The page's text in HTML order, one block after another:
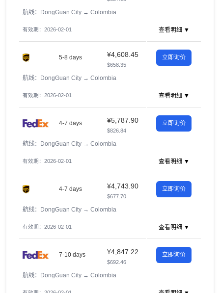
航线：DongGuan City → Colombia
有效期：2026-02-01 查看明细 ▼
5-8 days ¥4,608.45
$658.35
立即询价
航线：DongGuan City → Colombia
有效期：2026-02-01 查看明细 ▼
4-7 days ¥5,787.90
$826.84
立即询价
航线：DongGuan City → Colombia
有效期：2026-02-01 查看明细 ▼
4-7 days ¥4,743.90
$677.70
立即询价
航线：DongGuan City → Colombia
有效期：2026-02-01 查看明细 ▼
7-10 days ¥4,847.22
$692.46
立即询价
航线：DongGuan City → Colombia